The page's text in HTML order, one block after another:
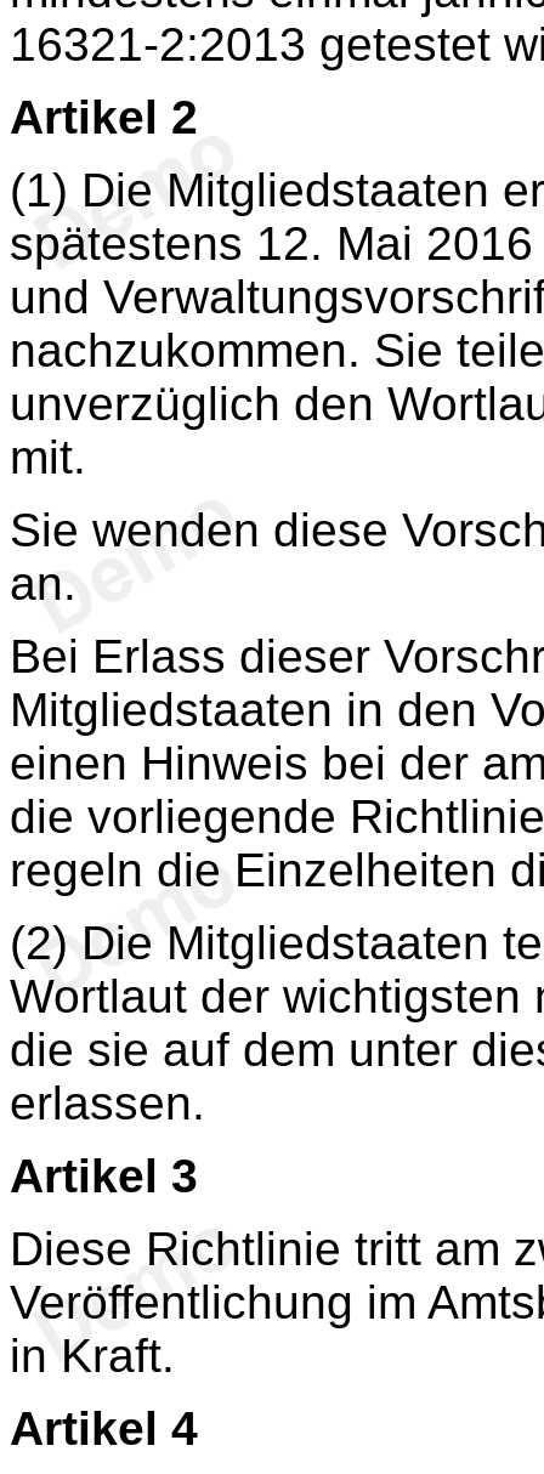
16321-2:2013 getestet
Artikel 2
(1) Die Mitgliedstaaten
spätestens 12. Mai
und
nachzukommen. Sie
unverzüglich den
mit.
Sie wenden diese
an.
Bei Erlass dieser
Mitgliedstaaten in den
einen Hinweis bei der
die vorliegende
regeln die Einzelheiten
(2) Die Mitgliedstaaten
Wortlaut der wichtigsten
die sie auf dem unter
erlassen.
Artikel 3
Diese Richtlinie tritt am
Veröffentlichung im
in Kraft.
Artikel 4